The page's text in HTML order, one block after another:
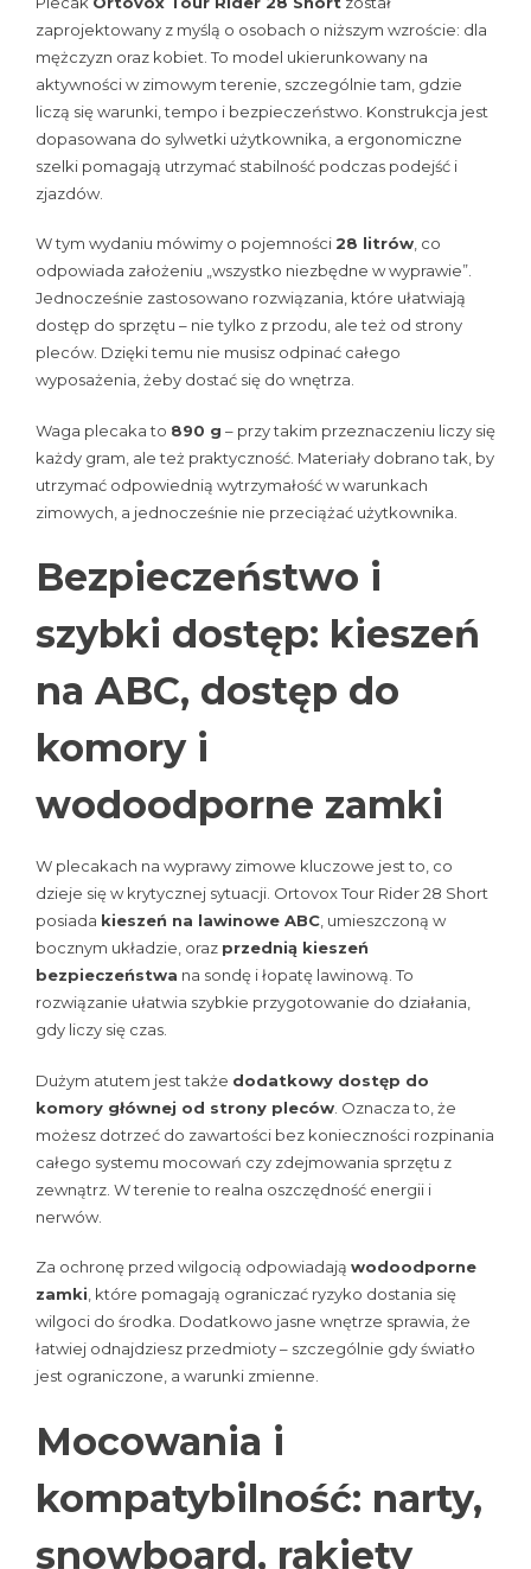
zaprojektowany z myślą o osobach o niższym wzroście: dla
mężczyzn oraz kobiet. To model ukierunkowany na
aktywności w zimowym terenie, szczególnie tam, gdzie
liczą się warunki, tempo i bezpieczeństwo. Konstrukcja jest
dopasowana do sylwetki użytkownika, a ergonomiczne
szelki pomagają utrzymać stabilność podczas podejść i
zjazdów.
W tym wydaniu mówimy o pojemności28 litrów , co
odpowiada założeniu „wszystko niezbędne w wyprawie”.
Jednocześnie zastosowano rozwiązania, które ułatwiają
dostęp do sprzętu – nie tylko z przodu, ale też od strony
pleców. Dzięki temu nie musisz odpinać całego
wyposażenia, żeby dostać się do wnętrza.
Waga plecaka to 890 g – przy takim przeznaczeniu liczy się
każdy gram, ale też praktyczność. Materiały dobrano tak, by
utrzymać odpowiednią wytrzymałość w warunkach
zimowych, a jednocześnie nie przeciążać użytkownika.
Bezpieczeństwo i
szybki dostęp: kieszeń
na ABC, dostęp do
komory i
wodoodporne zamki
W plecakach na wyprawy zimowe kluczowe jest to, co
dzieje się w krytycznej sytuacji. Ortovox Tour Rider 28 Short
posiada kieszeń na lawinowe ABC , umieszczoną w
bocznym układzie, oraz przednią kieszeń
bezpieczeństwa na sondę i łopatę lawinową. To
rozwiązanie ułatwia szybkie przygotowanie do działania,
gdy liczy się czas.
Dużym atutem jest także dodatkowy dostęp do
komory głównej od strony pleców . Oznacza to, że
możesz dotrzeć do zawartości bez konieczności rozpinania
całego systemu mocowań czy zdejmowania sprzętu z
zewnątrz. W terenie to realna oszczędność energii i
nerwów.
Za ochronę przed wilgocią odpowiadają wodoodporne
zamki , które pomagają ograniczać ryzyko dostania się
wilgoci do środka. Dodatkowo jasne wnętrze sprawia, że
łatwiej odnajdziesz przedmioty – szczególnie gdy światło
jest ograniczone, a warunki zmienne.
Mocowania i
kompatybilność: narty,
snowboard, rakiety